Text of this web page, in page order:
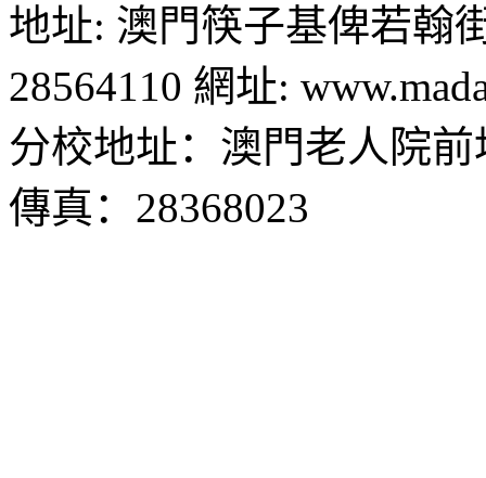
地址: 澳門筷子基俾若翰
28564110 網址:
分校地址：澳門老人院
傳真：28368023